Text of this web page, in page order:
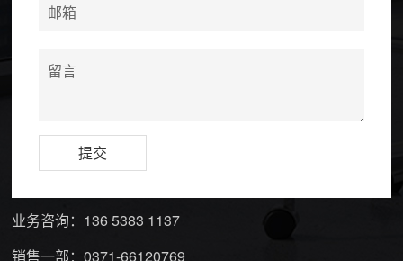
业务咨询： 136 5383 1137
销售一部：0371-66120769